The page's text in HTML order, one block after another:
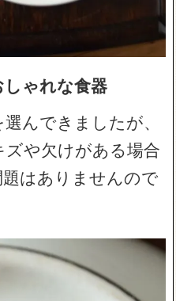
ゃれな食器
んできましたが、
や欠けがある場合
はありませんので